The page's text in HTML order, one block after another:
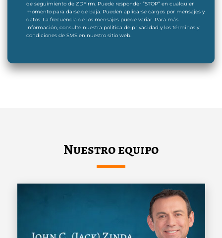
de seguimiento de ZDFirm. Puede responder “STOP” en cualquier
momento para darse de baja. Pueden aplicarse cargos por mensajes y
datos. La frecuencia de los mensajes puede variar. Para más
información, consulte nuestra política de privacidad y los términos y
condiciones de SMS en nuestro sitio web.
Nuestro equipo